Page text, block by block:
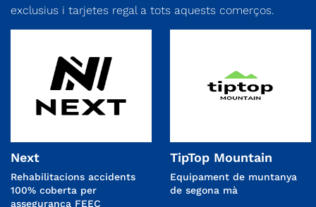
exclusius i tarjetes regal a tots aquests comerços.
Next
Rehabilitacions accidents
100% coberta per
assegurança FEEC
TipTop Mountain
Equipament de muntanya
de segona mà